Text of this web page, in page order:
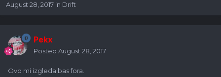
August 28, 2017 in Drift
Pekx
Posted August 28, 2017
Ovo mi izgleda bas fora.